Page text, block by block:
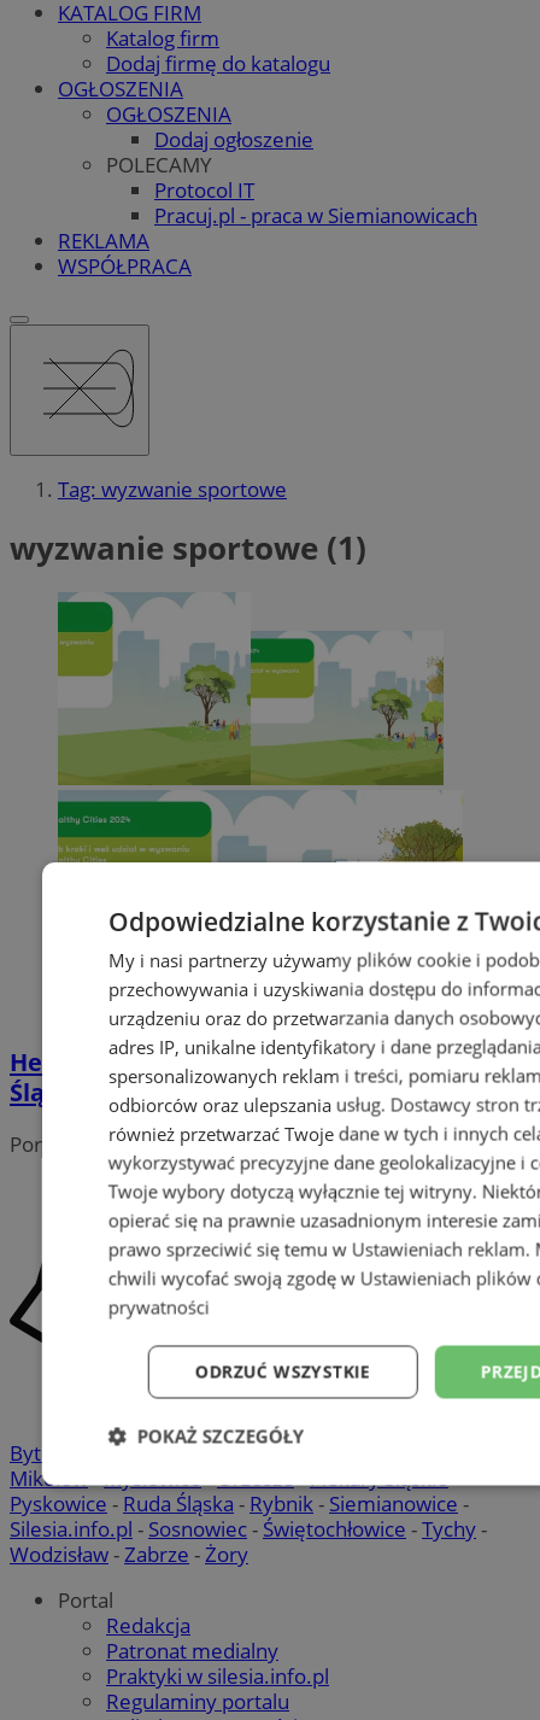
KATALOG FIRM
Katalog firm
Dodaj firmę do katalogu
OGŁOSZENIA
OGŁOSZENIA
Dodaj ogłoszenie
POLECAMY
Protocol IT
Pracuj.pl - praca w Siemianowicach
REKLAMA
WSPÓŁPRACA
Tag: wyzwanie sportowe
wyzwanie sportowe (1)
Healthy Cities 2024 w Siemianowicach
Śląskich!
Portal należy do sieci
Bytom Chorzów-Gliwice- Katowice
Mikołów-Mysłowice-Orzesze-Piekary Śląskie-
Pyskowice - Ruda Śląska - Rybnik- Siemianowice -
Silesia.info.pl - Sosnowiec- Świętochłowice -Tychy-
Wodzisław-Zabrze -Żory
Portal
Redakcja
Patronat medialny
Praktyki w silesia.info.pl
Regulaminy portalu
Odpowiedzialne korzystanie z
My i nasi partnerzy używamy plików cookie i
przechowywania i uzyskiwania dostępu do
urządzeniu oraz do przetwarzania danych
adres IP, unikalne identyfikatory i dane
spersonalizowanych reklam i treści, pomiaru
odbiorców oraz ulepszania usług. Dostawcy stron
również przetwarzać Twoje dane w tych i innych
wykorzystywać precyzyjne dane geolokalizacyjne i
Twoje wybory dotyczą wyłącznie tej witryny.
opierać się na prawnie uzasadnionym interesie
prawo sprzeciwić się temu w Ustawieniach reklam.
chwili wycofać swoją zgodę w Ustawieniach plików
prywatności
ODRZUĆ WSZYSTKIE
POKAŻ SZCZEGÓŁY
Niezbędne Wydajność